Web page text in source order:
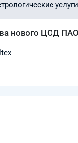
услуги
нового ЦОД